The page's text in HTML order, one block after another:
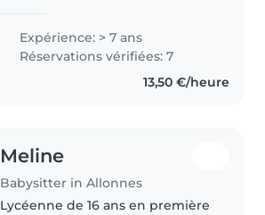
sitter. J'ai aussi pu travaillé en
temps périscolaire en école de
Expérience: > 7 ans
Réservations vérifiées: 7
13,50 €/heure
Meline
Babysitter in Allonnes
Lycéenne de 16 ans en première